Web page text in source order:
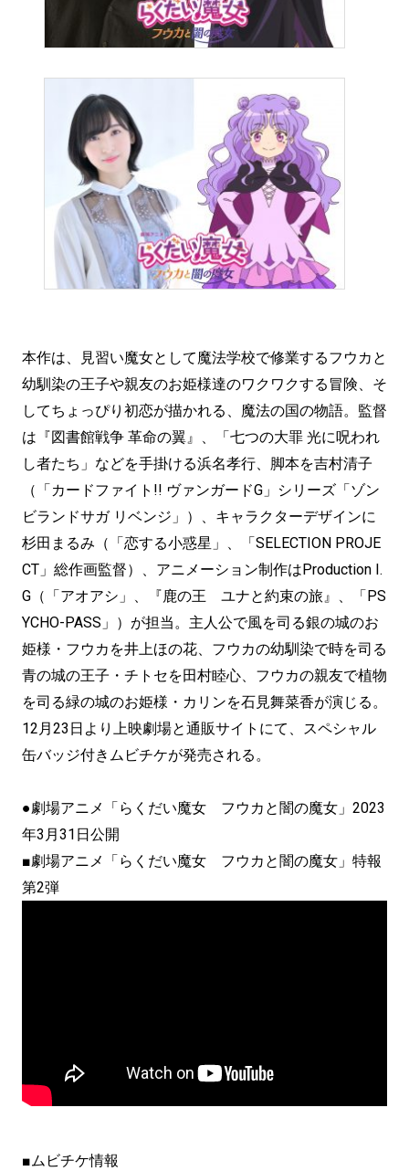
本作は、見習い魔女として魔法学校で修業するフウカと
幼馴染の王子や親友のお姫様達のワクワクする冒険、そ
してちょっぴり初恋が描かれる、魔法の国の物語。監督
は『図書館戦争 革命の翼』、「七つの大罪 光に呪われ
し者たち」などを手掛ける浜名孝行、脚本を吉村清子
（「カードファイト!! ヴァンガードG」シリーズ「ゾン
ビランドサガ リベンジ」）、キャラクターデザインに
杉田まるみ（「恋する小惑星」、「SELECTION PROJE
CT」総作画監督）、アニメーション制作はProduction I.
G（「アオアシ」、『鹿の王 ユナと約束の旅』、「PS
YCHO-PASS」）が担当。主人公で風を司る銀の城のお
姫様・フウカを井上ほの花、フウカの幼馴染で時を司る
青の城の王子・チトセを田村睦心、フウカの親友で植物
を司る緑の城のお姫様・カリンを石見舞菜香が演じる。
12月23日より上映劇場と通販サイトにて、スペシャル
缶バッジ付きムビチケが発売される。
●劇場アニメ「らくだい魔女 フウカと闇の魔女」2023
年3月31日公開
■劇場アニメ「らくだい魔女 フウカと闇の魔女」特報
第2弾
■ムビチケ情報